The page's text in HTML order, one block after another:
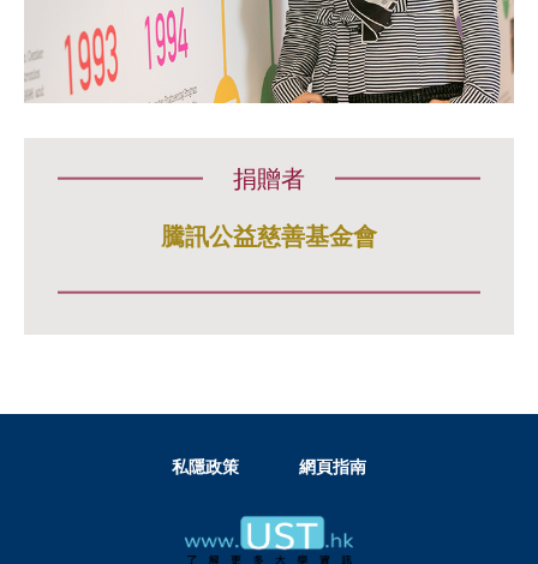
捐贈者
騰訊公益慈善基金會
私隱政策 網頁指南